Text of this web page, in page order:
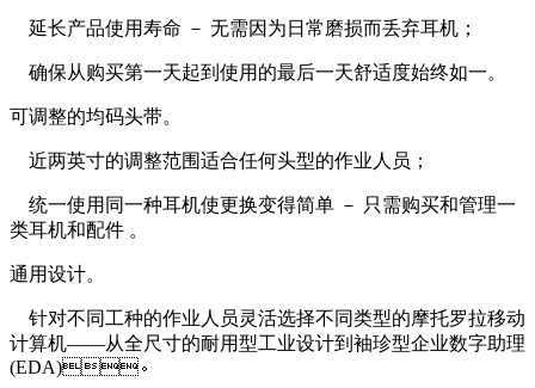
延长产品使用寿命 － 无需因为日常磨损而丢弃耳机；
确保从购买第一天起到使用的最后一天舒适度始终如一。
可调整的均码头带。
近两英寸的调整范围适合任何头型的作业人员；
统一使用同一种耳机使更换变得简单 － 只需购买和管理一
类耳机和配件 。
通用设计。
针对不同工种的作业人员灵活选择不同类型的摩托罗拉移动
计算机——从全尺寸的耐用型工业设计到袖珍型企业数字助理
(EDA)。